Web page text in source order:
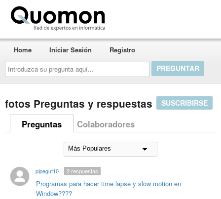
Introduzca
su
pregunta
aquí...
Home Iniciar Sesión Registro
fotos Preguntas y respuestas SUSCRIBIRSE
Preguntas Colaboradores
pipegut10
Programas para hacer time lapse y slow motion en
Window????
2respuestas